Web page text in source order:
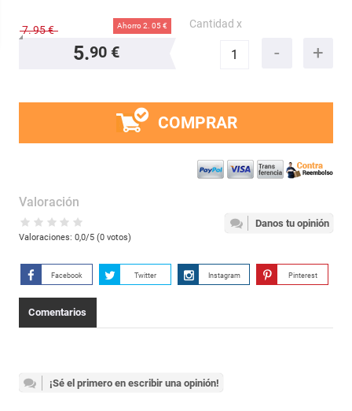
7.95 € Ahorro 2. 05 €
5.90 €
Cantidad x
COMPRAR
Danos tu opinión
Valoración
Valoraciones: 0,0/5 (0votos)
Facebook Twitter Instagram Pinterest
Comentarios
¡Sé el primero en escribir una opinión!